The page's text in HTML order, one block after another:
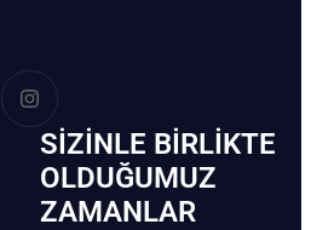
SIZINLE BIRLIKTE
OLDUĞUMUZ
ZAMANLAR